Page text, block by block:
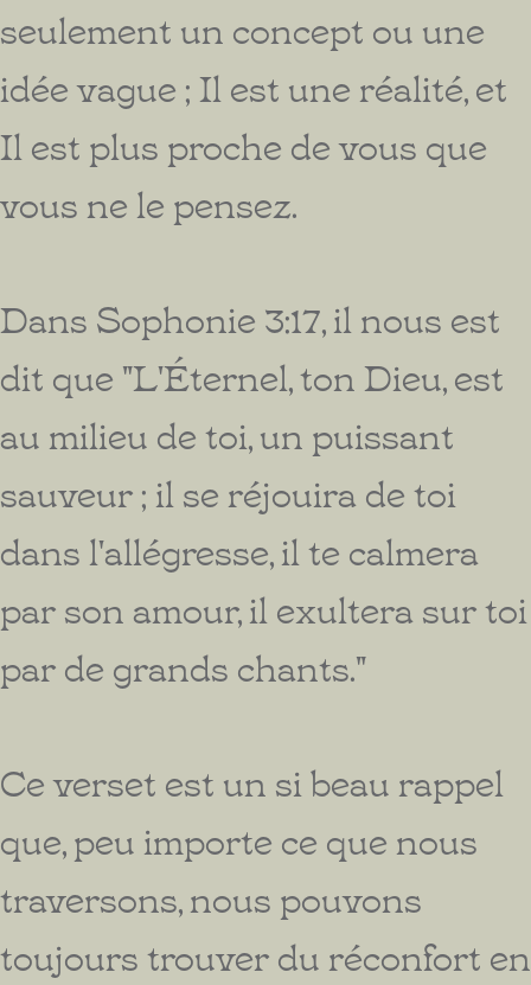
seulement un concept ou une
idée vague ; Il est une réalité, et
Il est plus proche de vous que
vous ne le pensez.
Dans Sophonie 3:17, il nous est
dit que "L'Éternel, ton Dieu, est
au milieu de toi, un puissant
sauveur ; il se réjouira de toi
dans l'allégresse, il te calmera
par son amour, il exultera sur toi
par de grands chants."
Ce verset est un si beau rappel
que, peu importe ce que nous
traversons, nous pouvons
toujours trouver du réconfort en